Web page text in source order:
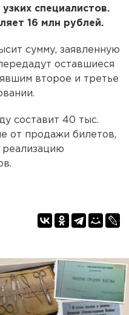
специалистов.
16 млн рублей.
сумму, заявленную
оставшиеся
второе и третье
составит 40 тыс.
от продажи билетов,
реализацию